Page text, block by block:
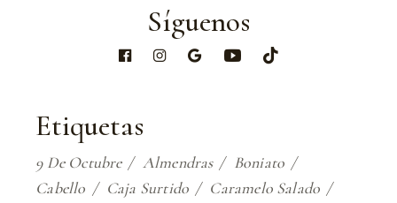
Síguenos
Etiquetas
9 De Octubre Almendras
Boniato
Cabello
Caja Surtido
Caramelo Salado